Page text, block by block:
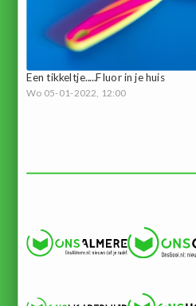
Een tikkeltje.....Fluor in je huis
Wo 05-01-2022, 12:00